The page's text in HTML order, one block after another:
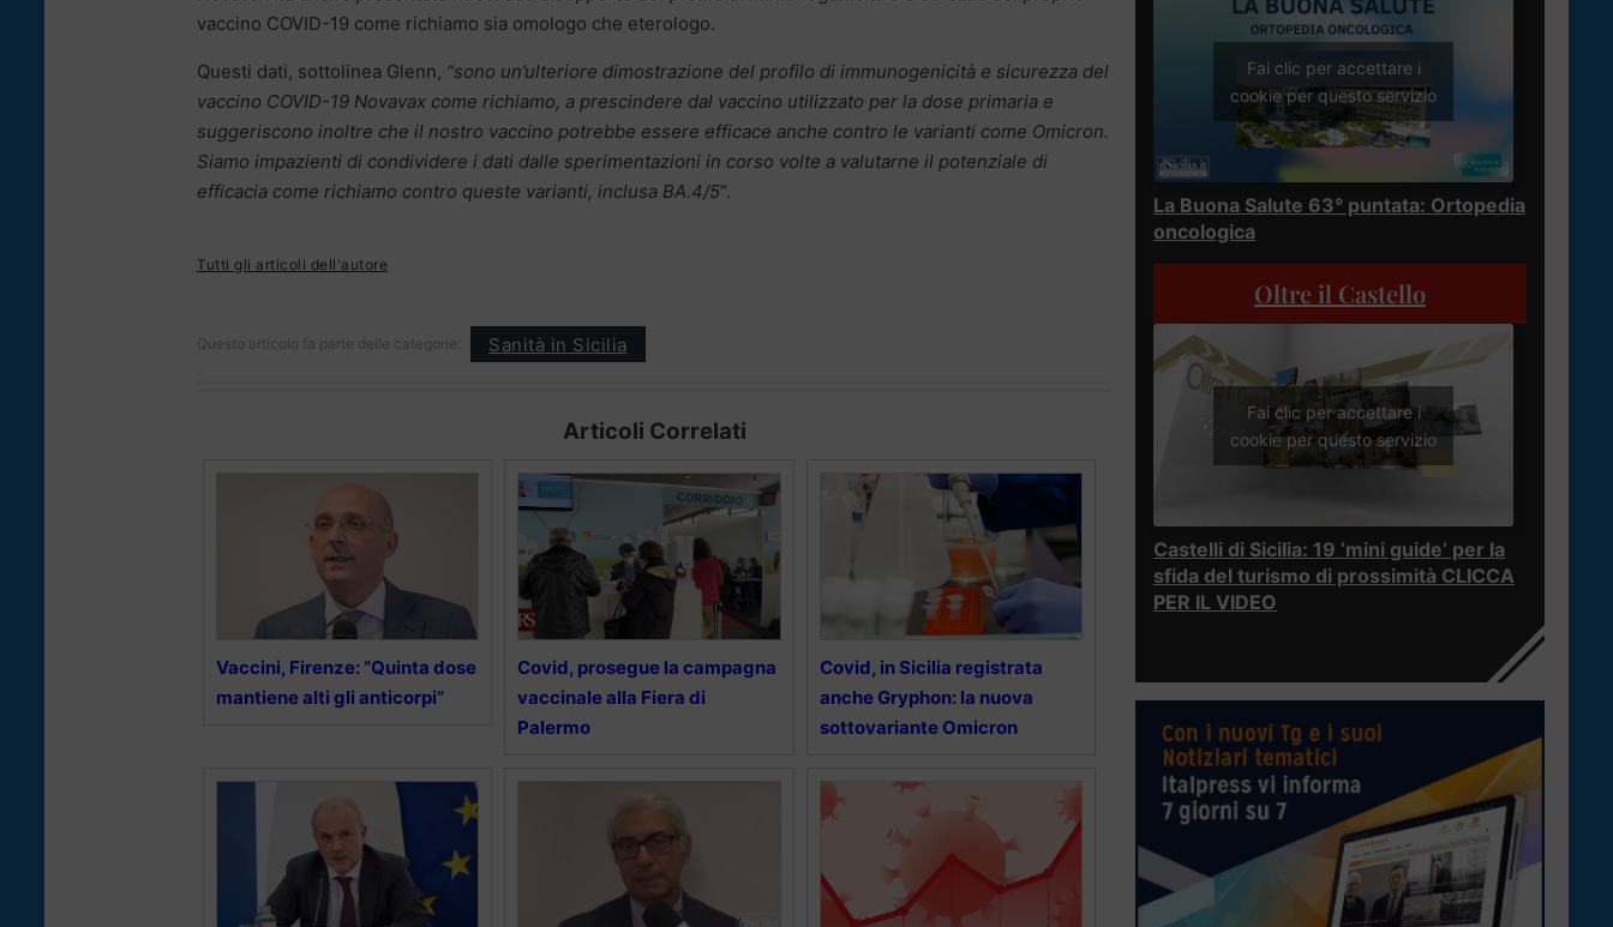
vaccino COVID-19 come richiamo sia omologo che eterologo.
Questi dati, sottolinea Glenn, “sono un’ulteriore dimostrazione del profilo di immunogenicità e sicurezza del
vaccino COVID-19 Novavax come richiamo, a prescindere dal vaccino utilizzato per la dose primaria e
suggeriscono inoltre che il nostro vaccino potrebbe essere efficace anche contro le varianti come Omicron.
Siamo impazienti di condividere i dati dalle sperimentazioni in corso volte a valutarne il potenziale di
efficacia come richiamo contro queste varianti, inclusa BA.4/5“.
Tutti gli articoli dell'autore
Questo articolo fa parte delle categorie: Sanità in Sicilia
Articoli Correlati
Vaccini, Firenze: “Quinta dose
mantiene alti gli anticorpi”
Covid, prosegue la campagna
vaccinale alla Fiera di
Palermo
Covid, in Sicilia registrata
anche Gryphon: la nuova
sottovariante Omicron
Fai clic per accettare i
cookie per questo servizio
La Buona Salute 63° puntata: Ortopedia
oncologica
Oltre il Castello
Fai clic per accettare i
cookie per questo servizio
Castelli di Sicilia: 19 ‘mini guide’ per la
sfida del turismo di prossimità CLICCA
PER IL VIDEO